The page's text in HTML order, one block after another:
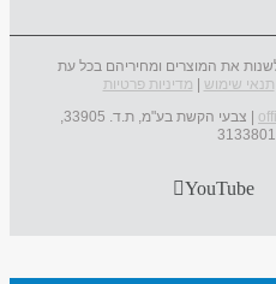
את המוצרים ומחיריהם בכל עת
תנאי שימוש
מדיניות פרטיות
| צבעי הקשת בע"מ, ת.ד. 33905,
YouTube